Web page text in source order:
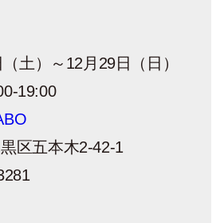
土）～12月29日（日）
19:00
区五本木2-42-1